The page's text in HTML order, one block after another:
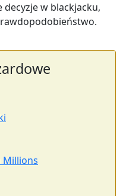
w blackjacku,
Millions